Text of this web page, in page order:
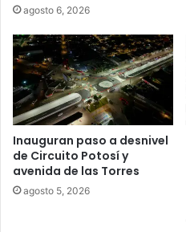
agosto 6, 2026
Inauguran paso a desnivel
de Circuito Potosí y
avenida de las Torres
agosto 5, 2026